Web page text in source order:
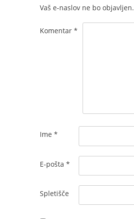
Vaš e-naslov ne bo objavljen.
Komentar *
Ime *
E-pošta *
Spletišče